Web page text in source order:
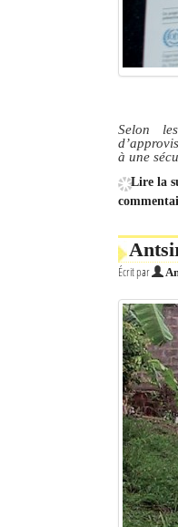
Selon
à une
Lire la
Écrit par